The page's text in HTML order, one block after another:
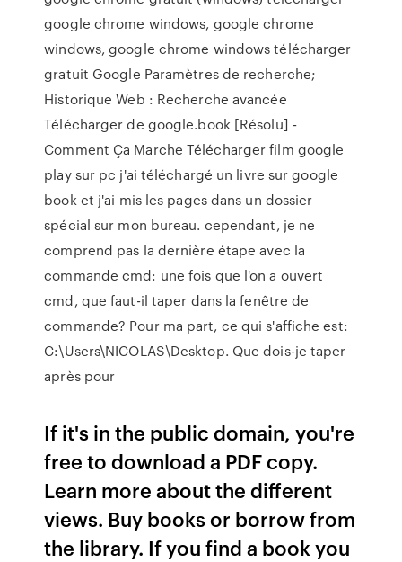
google chrome windows, google chrome
windows, google chrome windows télécharger
gratuit Google Paramètres de recherche;
Historique Web : Recherche avancée
Télécharger de google.book [Résolu] -
Comment Ça Marche Télécharger film google
play sur pc j'ai téléchargé un livre sur google
book et j'ai mis les pages dans un dossier
spécial sur mon bureau. cependant, je ne
comprend pas la dernière étape avec la
commande cmd: une fois que l'on a ouvert
cmd, que faut-il taper dans la fenêtre de
commande? Pour ma part, ce qui s'affiche est:
C:\Users\NICOLAS\Desktop. Que dois-je taper
après pour
If it's in the public domain, you're
free to download a PDF copy.
Learn more about the different
views. Buy books or borrow from
the library. If you find a book you